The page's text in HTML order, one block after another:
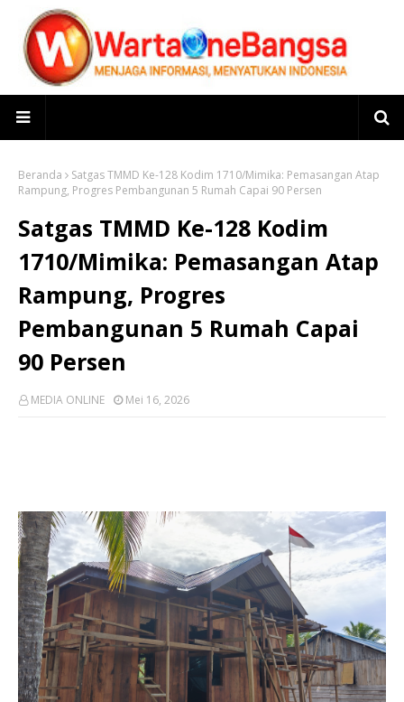
Beranda
Satgas TMMD Ke-128 Kodim 1710/Mimika: Pemasangan Atap
Rampung, Progres Pembangunan 5 Rumah Capai 90 Persen
Satgas TMMD Ke-128 Kodim
1710/Mimika: Pemasangan Atap
Rampung, Progres
Pembangunan 5 Rumah Capai
90 Persen
MEDIA ONLINE Mei 16, 2026